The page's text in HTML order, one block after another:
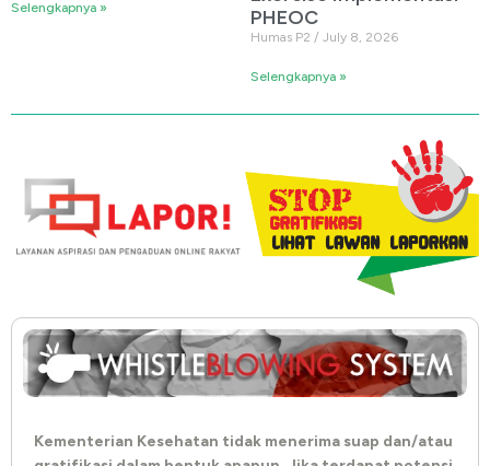
Selengkapnya »
PHEOC
Humas P2 July 8, 2026
Selengkapnya »
Kementerian Kesehatan tidak menerima suap dan/atau